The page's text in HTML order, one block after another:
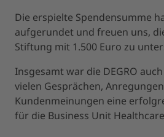
Die erspielte Spendensumme
aufgerundet und freuen uns,
Stiftung mit 1.500 Euro zu
Insgesamt war die DEGRO
vielen Gesprächen,
Kundenmeinungen eine
für die Business Unit Healthcare